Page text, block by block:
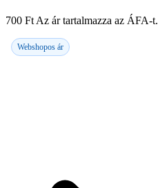
700 Ft Az ár tartalmazza az ÁFA-t.
Webshopos ár